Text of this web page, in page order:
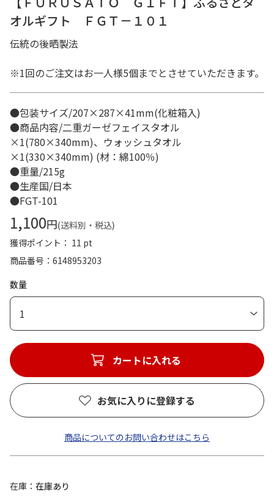
オルギフト ＦＧＴ－１０１
伝統の後晒製法
※1回のご注文はお一人様5個までとさせていただきます。
●包装サイズ/207×287×41mm(化粧箱入)
●商品内容/二重ガーゼフェイスタオル
×1(780×340mm)、ウォッシュタオル
×1(330×340mm) (材：綿100％)
●重量/215g
●生産国/日本
●FGT-101
1,100円(送料別・税込)
獲得ポイント： 11 pt
商品番号
6148953203
数量
1
カートに入れる
お気に入りに登録する
商品についてのお問い合わせはこちら
在庫
在庫あり